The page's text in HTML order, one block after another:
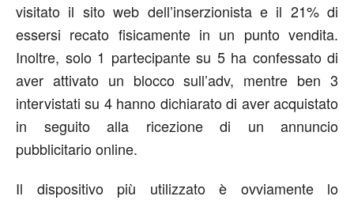
visitato il sito web dell’inserzionista e il 21% di
essersi recato fisicamente in un punto vendita.
Inoltre, solo 1 partecipante su 5 ha confessato di
aver attivato un blocco sull’adv, mentre ben 3
intervistati su 4 hanno dichiarato di aver acquistato
in seguito alla ricezione di un annuncio
pubblicitario online.
Il dispositivo più utilizzato è ovviamente lo